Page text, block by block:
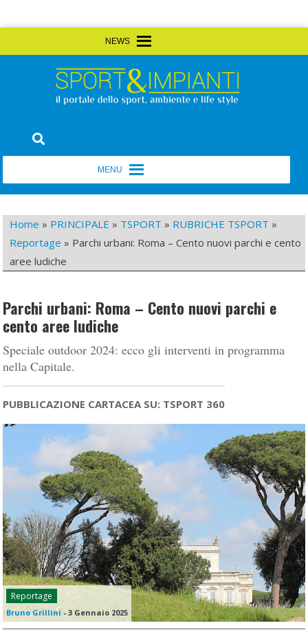
to
Sport&Impianti
Home » PRINCIPALE » TSPORT » RUBRICHE TSPORT »
Reportage » Parchi urbani: Roma – Cento nuovi parchi e cento
aree ludiche
Parchi urbani: Roma – Cento nuovi parchi e
cento aree ludiche
Speciale outdoor 2024: ecco gli interventi in programma
nella Capitale.
PUBBLICAZIONE CARTACEA SU: TSPORT 360
Reportage
Bruno Grillini -3 Gennaio 2025